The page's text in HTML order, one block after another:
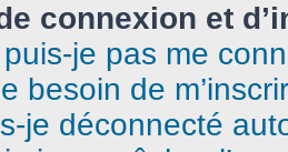
connexion et
je pas me
besoin de
je déconnecté